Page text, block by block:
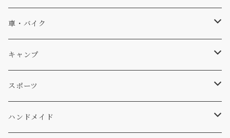
ソックス
雑貨
ステッカー
バッグ
Db
サーフ
スキー
A-Frame
DOGS
WEAR
Four My Self
Ten
車・バイク
車外
マット、シート
エアフレッシュナー
キャンプ
ファニチャー
キッチン
スポーツ
サーフ
ハンドメイド